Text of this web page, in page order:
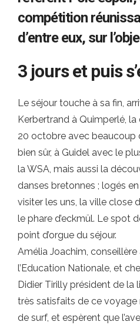
compétition
d’entre eux, sur
3 jours et puis
Le séjour touche à sa fin,
Kerbertrand à Quimperlé,
20 octobre avec beaucoup
bien sûr, à Guidel avec le
la WSA, mais aussi la
danses bretonnes ; logés
visiter les uns, la ville close
le phare d’eckmül. Le spot
point d’orgue du séjour.
Amélia Joachim, conseillère
l’Education Nationale, et
Didier Tirilly président de la
très satisfaits de ce
de surf, et espèrent que